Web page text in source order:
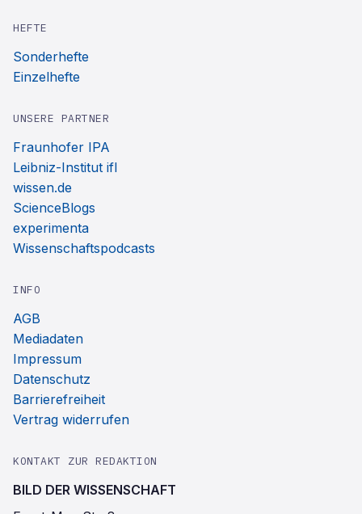
HEFTE
Sonderhefte
Einzelhefte
UNSERE PARTNER
Fraunhofer IPA
Leibniz-Institut ifl
wissen.de
ScienceBlogs
experimenta
Wissenschaftspodcasts
INFO
AGB
Mediadaten
Impressum
Datenschutz
Barrierefreiheit
Vertrag widerrufen
KONTAKT ZUR REDAKTION
BILD DER WISSENSCHAFT